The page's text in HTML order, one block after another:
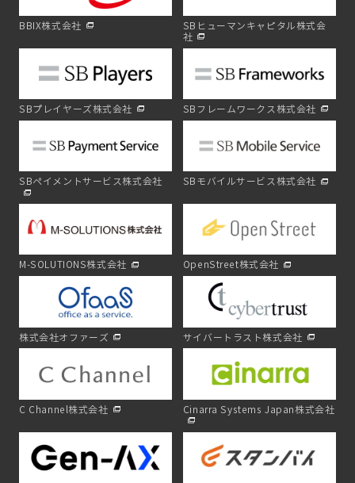
BBIX株式会社
SBヒューマンキャピタル株式会
社
SBプレイヤーズ株式会社 SBフレームワークス株式会社
SBペイメントサービス株式会社 SBモバイルサービス株式会社
M-SOLUTIONS株式会社 OpenStreet株式会社
株式会社オファーズ サイバートラスト株式会社
C Channel株式会社 Cinarra Systems Japan株式会社